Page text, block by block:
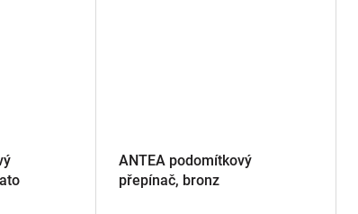
ANTEA podomítkový
přepínač, bronz